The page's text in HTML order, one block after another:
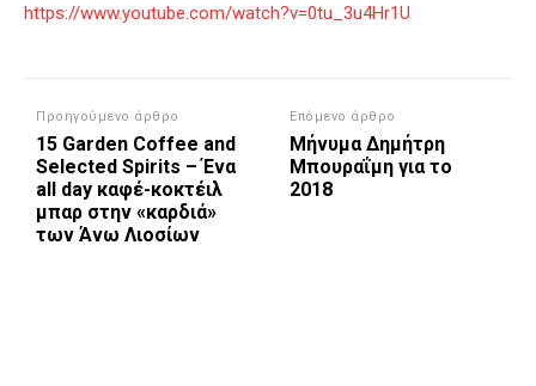
https://www.youtube.com/watch?v=0tu_3u4Hr1U
Προηγούμενο άρθρο
15 Garden Coffee and
Selected Spirits – Ένα
all day καφέ-κοκτέιλ
μπαρ στην «καρδιά»
των Άνω Λιοσίων
Επόμενο άρθρο
Μήνυμα Δημήτρη
Μπουραΐμη για το
2018